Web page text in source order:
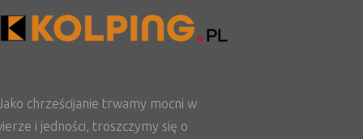
chrześcijanie trwamy mocni w
i jedności, troszczymy się o